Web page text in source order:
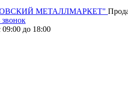
звонок
до 18:00